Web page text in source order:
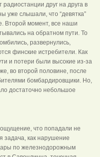
друг на друга в
уже слышали, что “девятка”
Второй момент, все наши
на обратном пути. То
развернулись,
финские истребители. Как
и потери были высокие из-за
во второй половине, после
бомбардировщики. Но,
достаточно небольшое
что попадали не
задача, как нарушение
по железнодорожным